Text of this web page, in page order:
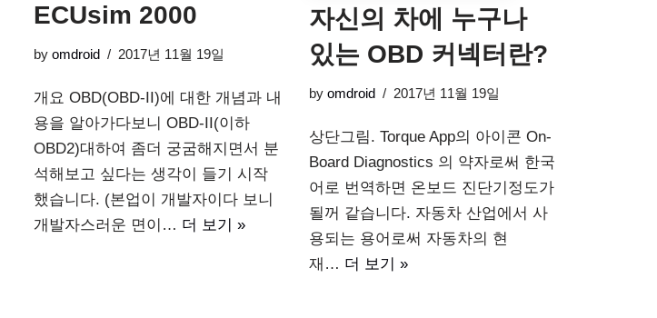
ECUsim 2000
by omdroid 2017년 11월 19일
개요 OBD(OBD-II)에 대한 개념과 내
용을 알아가다보니 OBD-II(이하
OBD2)대하여 좀더 궁굼해지면서 분
석해보고 싶다는 생각이 들기 시작
했습니다. (본업이 개발자이다 보니
개발자스러운 면이… 더 보기 »
자신의 차에 누구나
있는 OBD 커넥터란?
byomdroid 2017년 11월 19일
상단그림. Torque App의 아이콘 On-
Board Diagnostics 의 약자로써 한국
어로 번역하면 온보드 진단기정도가
될꺼 같습니다. 자동차 산업에서 사
용되는 용어로써 자동차의 현
재… 더 보기 »